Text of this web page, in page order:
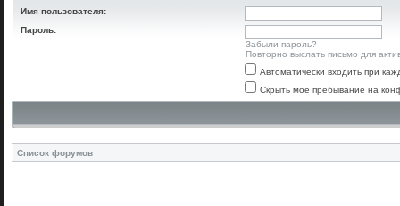
Имя пользователя:
Пароль:
Забыли пароль?
Повторно выслать письмо для
Автоматически входить при
Скрыть моё пребывание на
Список форумов